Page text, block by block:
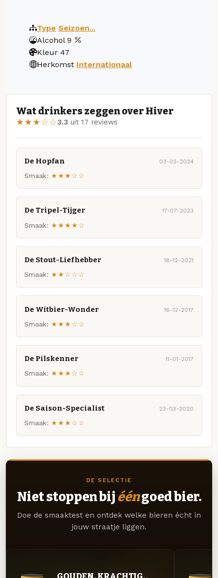
Type Seizoen...
Alcohol 9
Kleur 47
Herkomst Internationaal
Wat drinkers zeggen over Hiver
★★★☆☆3.3 uit 17 reviews
De Hopfan 03-02-2024
Smaak: ★★★☆☆
De Tripel-Tijger 17-07-2023
Smaak: ★★★★☆
De Stout-Liefhebber 18-12-2021
Smaak: ★★☆☆☆
De Witbier-Wonder 16-12-2017
Smaak: ★★★☆☆
De Pilskenner 11-01-2017
Smaak: ★★★☆☆
De Saison-Specialist 23-03-2020
Smaak: ★★★☆☆
DE SELECTIE
Niet stoppen bij ééngoed bier.
Doe de smaaktest en ontdek welke bieren écht in
jouw straatje liggen.